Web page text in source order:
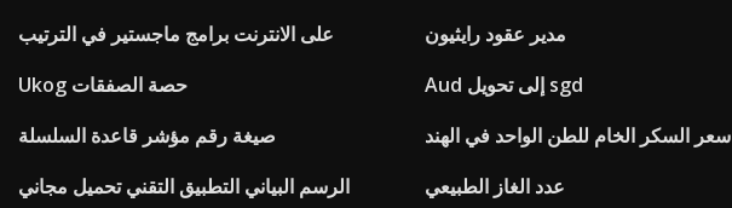
على الانترنت برامج ماجستير في الترتيب
Ukog حصة الصفقات
صيغة رقم مؤشر قاعدة السلسلة
الرسم البياني التطبيق التقني تحميل مجاني
مدير عقود رايثيون
Aud إلى تحويل sgd
سعر السكر الخام للطن الواحد في الهند
عدد الغاز الطبيعي